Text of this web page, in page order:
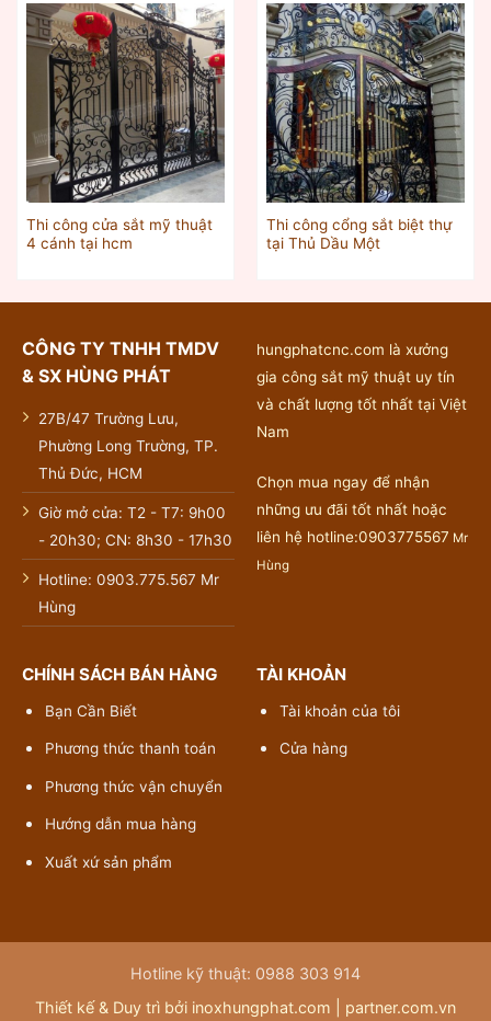
Thi công cửa sắt mỹ thuật
4 cánh tại hcm
Thi công cổng sắt biệt thự
tại Thủ Dầu Một
CÔNG TY TNHH TMDV
& SX HÙNG PHÁT
27B/47 Trường Lưu,
Phường Long Trường, TP.
Thủ Đức, HCM
Giờ mở cửa: T2 - T7: 9h00
- 20h30; CN: 8h30 - 17h30
Hotline: 0903.775.567 Mr
Hùng
hungphatcnc.com là xưởng
gia công sắt mỹ thuật uy tín
và chất lượng tốt nhất tại Việt
Nam
Chọn mua ngay để nhận
những ưu đãi tốt nhất hoặc
liên hệ hotline:0903775567 Mr
Hùng
CHÍNH SÁCH BÁN HÀNG
Bạn Cần Biết
Phương thức thanh toán
Phương thức vận chuyển
Hướng dẫn mua hàng
Xuất xứ sản phẩm
TÀI KHOẢN
Tài khoản của tôi
Cửa hàng
Hotline kỹ thuật: 0988 303 914
Thiết kế & Duy trì bởi inoxhungphat.com | partner.com.vn